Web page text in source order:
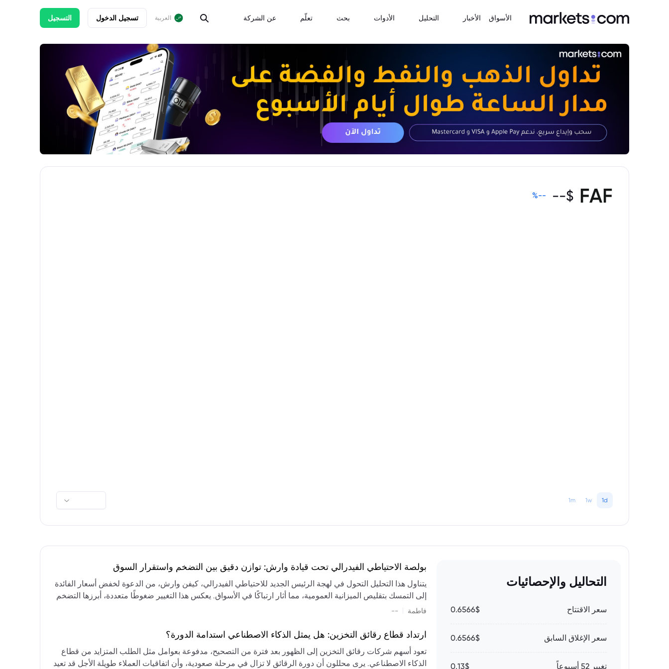
الأسواق الأخبار التحليل الأدوات بحث تعلّم عن الشركة العربية تسجيل الدخول التسجيل
FAF
$
--
--
%
1d
1w
1m
التحاليل والإحصائيات
سعر الاقتتاح 0.6566$
سعر الإغلاق السابق 0.6566$
تغيير 52 أسبوعاً 0.13$
بولصة الاحتياطي الفيدرالي تحت قيادة وارش: توازن دقيق بين التضخم واستقرار السوق
يتناول هذا التحليل التحول في لهجة الرئيس الجديد للاحتياطي الفيدرالي، كيفن وارش، من الدعوة لخفض أسعار الفائدة
إلى التمسك بتقليص الميزانية العمومية، مما أثار ارتباكًا في الأسواق. يعكس هذا التغيير ضغوطًا متعددة، أبرزها التضخم
المستمر، والعجز المالي الكبير، والتوترات الجيوسياسية في الشرق الأوسط، التي تقيد خيارات خفض الفائدة أو خفض
وتجنب التدابير الاستفزازية التي قد تزعزع استقرار السوق.
فاطمة --
ارتداد قطاع رقائق التخزين: هل يمثل الذكاء الاصطناعي استدامة الدورة؟
تعود أسهم شركات رقائق التخزين إلى الظهور بعد فترة من التصحيح، مدفوعة بعوامل مثل الطلب المتزايد من قطاع
الذكاء الاصطناعي. يرى محللون أن دورة الرقائق لا تزال في مرحلة صعودية، وأن اتفاقيات العملاء طويلة الأجل قد تعيد